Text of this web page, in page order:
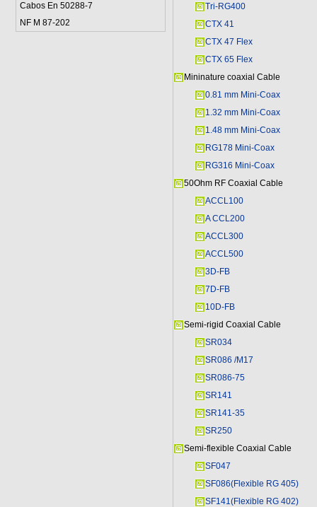
Cabos En 50288-7
NF M 87-202
Tri-RG400
CTX 41
CTX 47 Flex
CTX 65 Flex
Mininature coaxial Cable
0.81 mm Mini-Coax
1.32 mm Mini-Coax
1.48 mm Mini-Coax
RG178 Mini-Coax
RG316 Mini-Coax
50Ohm RF Coaxial Cable
ACCL100
A CCL200
ACCL300
ACCL500
3D-FB
7D-FB
10D-FB
Semi-rigid Coaxial Cable
SR034
SR086 /M17
SR086-75
SR141
SR141-35
SR250
Semi-flexible Coaxial Cable
SF047
SF086(Flexible RG 405)
SF141(Flexible RG 402)